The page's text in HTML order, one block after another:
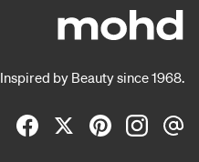
Inspired by Beauty since 1968.